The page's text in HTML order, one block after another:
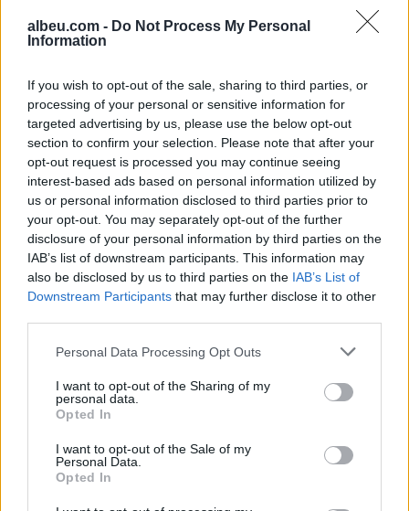
albeu.com - Do Not Process My Personal
Information
If you wish to opt-out of the sale, sharing to third parties, or
processing of your personal or sensitive information for
targeted advertising by us, please use the below opt-out
section to confirm your selection. Please note that after your
opt-out request is processed you may continue seeing
interest-based ads based on personal information utilized by
us or personal information disclosed to third parties prior to
your opt-out. You may separately opt-out of the further
disclosure of your personal information by third parties on the
IAB’s list of downstream participants. This information may
also be disclosed by us to third parties on the IAB’s List of
Downstream Participants that may further disclose it to other
Personal Data Processing Opt Outs
I want to opt-out of the Sharing of my
personal data.
Opted In
I want to opt-out of the Sale of my
Personal Data.
Opted In
armëpushim në Detin e Zi
në 50 mijë trupa nga
Koreja e Veriut
Senati konfirmon me
rezultat të ngushtë ish-
avokatin e Trumpit si
Prokuror të Përgjithshëm
të SHBA-së
Sulmet ruse godasin
zonat pranë Kievit, vriten
tre persona, përfshirë një
fëmijë
Ukraina arrin marrëveshje
me SHBA-në për furnizime
Videoja e rrallë e liderit
shëndetin e Mojtaba